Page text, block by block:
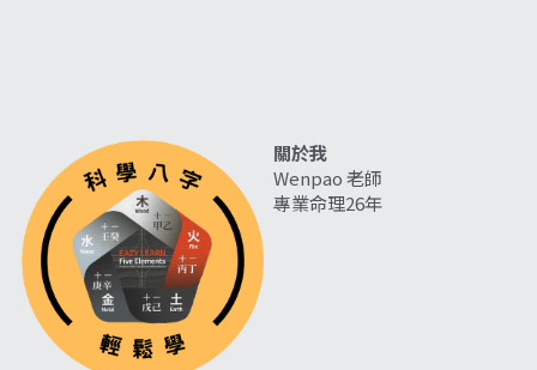
關於我
Wenpao 老師
專業命理26年